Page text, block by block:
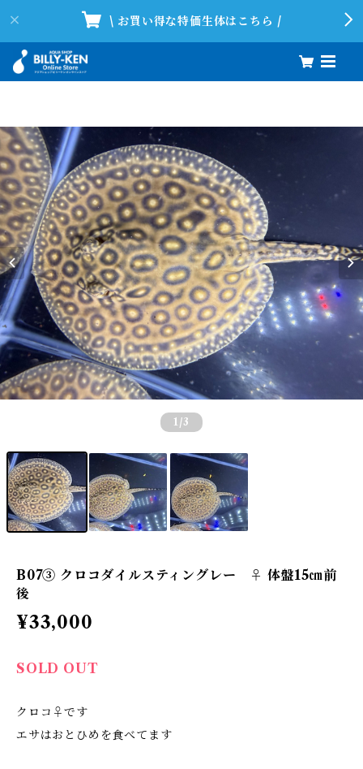
\ お買い得な特価生体はこちら /
1 /3
B07③ クロコダイルスティングレー ♀ 体盤15㎝前
後
¥33,000
SOLD OUT
クロコ♀です
エサはおとひめを食べてます